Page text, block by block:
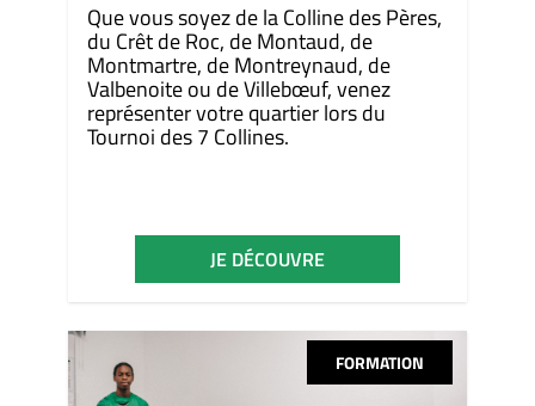
Que vous soyez de la Colline des Pères,
du Crêt de Roc, de Montaud, de
Montmartre, de Montreynaud, de
Valbenoite ou de Villebœuf, venez
représenter votre quartier lors du
Tournoi des 7 Collines.
JE DÉCOUVRE
FORMATION